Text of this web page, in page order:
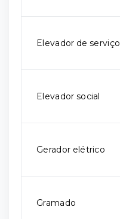
Elevador de serviço
Elevador social
Gerador elétrico
Gramado